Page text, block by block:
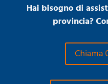
Hai bisogno di
provincia?
Chiama